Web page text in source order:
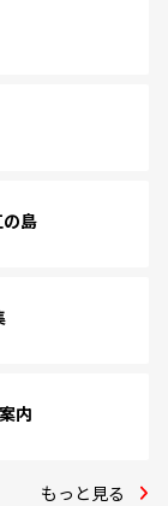
島
内
もっと見る